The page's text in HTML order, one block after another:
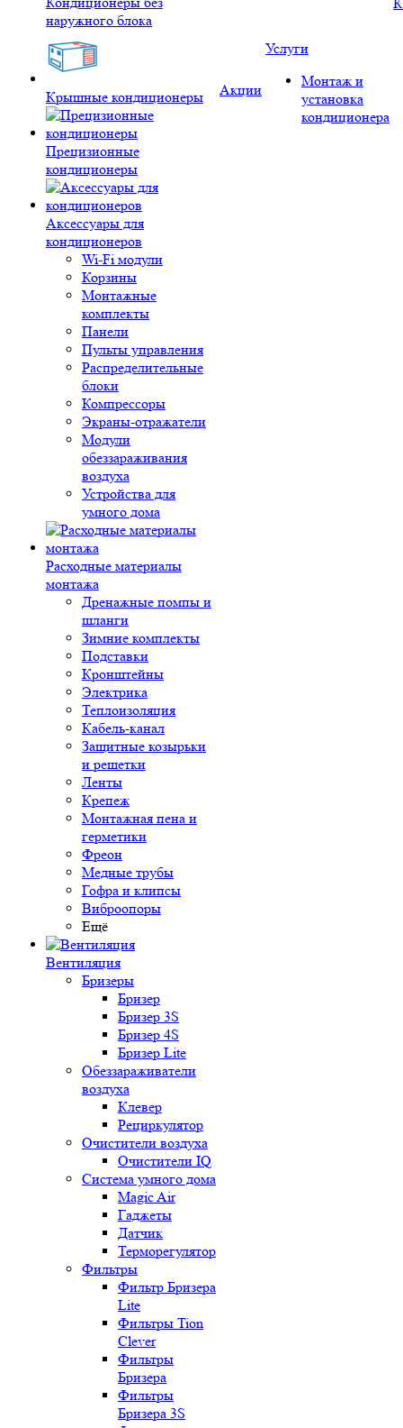
наружного блока
Крышные кондиционеры
Прецизионные
кондиционеры
Аксессуары для
кондиционеров
Wi-Fi модули
Корзины
Монтажные
комплекты
Панели
Пульты управления
Распределительные
блоки
Компрессоры
Экраны-отражатели
Модули
обеззараживания
воздуха
Устройства для
умного дома
Расходные материалы
монтажа
Дренажные помпы и
шланги
Зимние комплекты
Подставки
Кронштейны
Электрика
Теплоизоляция
Кабель-канал
Защитные козырьки
и решетки
Ленты
Крепеж
Монтажная пена и
герметики
Фреон
Медные трубы
Гофра и клипсы
Виброопоры
Ещё
Вентиляция
Бризеры
Бризер
Бризер 3S
Бризер 4S
Бризер Lite
Обеззараживатели
воздуха
Клевер
Рециркулятор
Очистители воздуха
Очистители IQ
Система умного дома
Magic Air
Гаджеты
Датчик
Терморегулятор
Фильтры
Фильтр Бризера
Lite
Фильтры Tion
Clever
Фильтры
Бризера
Фильтры
Бризера 3S
Акции
Услуги
Монтаж и
установка
кондиционера